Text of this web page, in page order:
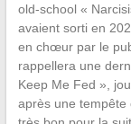
old-school «
avaient sorti en
en chœur par le
rappellera une
Keep Me Fed »,
après une tempête